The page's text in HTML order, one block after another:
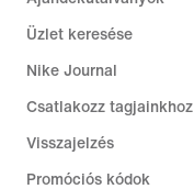
Üzlet keresése
Nike Journal
Csatlakozz tagjainkhoz
Visszajelzés
Promóciós kódok